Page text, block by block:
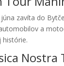
zavíta do
a